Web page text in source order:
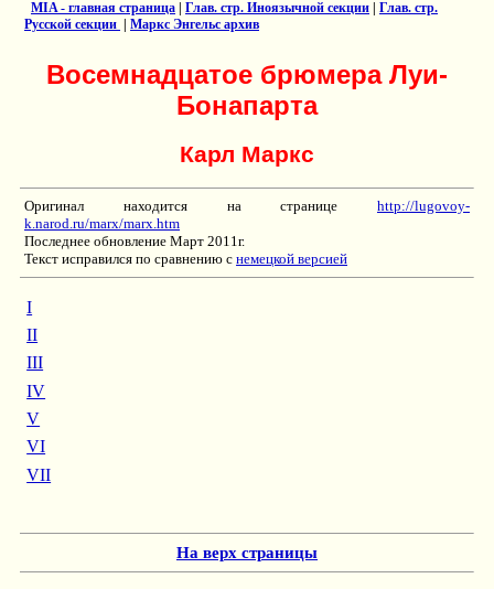
MIA - главная страница |Глав. стр. Иноязычной секции |Глав. стр.
Русской секции
|Маркс Энгельс архив
Восемнадцатое брюмера Луи-
Бонапарта
Карл Маркс
Оригинал находится на странице http://lugovoy-
k.narod.ru/marx/marx.htm
Последнее обновление Март 2011г.
Текст исправился по сравнению снемецкой версией
I
II
III
IV
V
VI
VII
На верх страницы